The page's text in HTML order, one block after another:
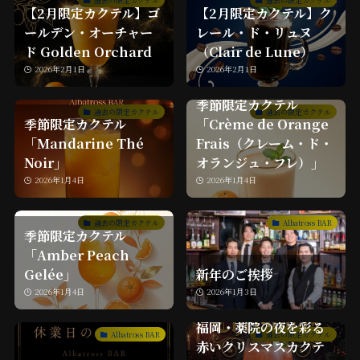
【2月限定カクテル】ゴ
ールデン・オーチャー
ド Golden Orchard
2026年2月1日
【2月限定カクテル】ク
レール・ド・リュヌ
（Clair de Lune）
2026年2月1日
過去の限定カクテル
季節限定カクテル
「Mandarine Thé
Noir」
2026年1月4日
過去の限定カクテル
季節限定カクテル
「Crème de Orange
Frais（クレーム・ド・
オランジュ・フレ）」
2026年1月4日
過去の限定カクテル
季節限定カクテル
「Amber Peach
Gelée」
2026年1月4日
Albatross BAR
新年のご挨拶
2026年1月3日
Albatross BAR 過去の限定カクテル
福岡・薬院の夜を彩る
赤いクリスマスカクテ